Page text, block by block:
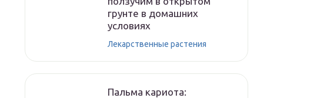
грунте в домашних
условиях
Лекарственные растения
Пальма кариота: